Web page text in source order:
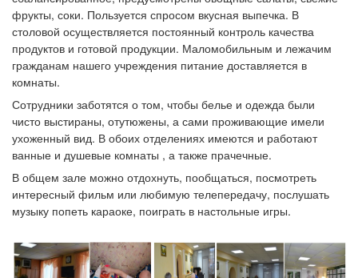
фрукты, соки. Пользуется спросом вкусная выпечка. В
столовой осуществляется постоянный контроль качества
продуктов и готовой продукции. Маломобильным и лежачим
гражданам нашего учреждения питание доставляется в
комнаты.
Сотрудники заботятся о том, чтобы белье и одежда были
чисто выстираны, отутюжены, а сами проживающие имели
ухоженный вид. В обоих отделениях имеются и работают
ванные и душевые комнаты , а также прачечные.
В общем зале можно отдохнуть, пообщаться, посмотреть
интересный фильм или любимую телепередачу, послушать
музыку попеть караоке, поиграть в настольные игры.